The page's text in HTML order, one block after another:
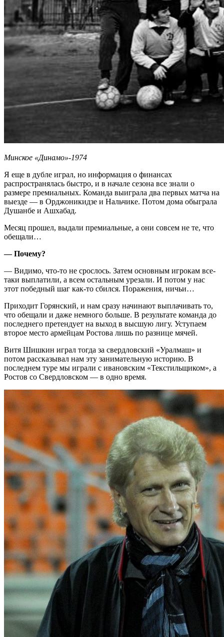
Минское «Динамо»-1974
Я еще в дубле играл, но информация о финансах
распространялась быстро, и в начале сезона все знали о
размере премиальных. Команда выиграла два первых матча на
выезде — в Орджоникидзе и Нальчике. Потом дома обыграла
Душанбе и Ашхабад.
Месяц прошел, выдали премиальные, а они совсем не те, что
обещали…
— Почему?
— Видимо, что-то не срослось. Затем основным игрокам все-
таки выплатили, а всем остальным урезали. И потом у нас
этот победный шаг как-то сбился. Поражения, ничьи…
Приходит Горянский, и нам сразу начинают выплачивать то,
что обещали и даже немного больше. В результате команда до
последнего претендует на выход в высшую лигу. Уступаем
второе место армейцам Ростова лишь по разнице мячей.
Витя Шишкин играл тогда за свердловский «Уралмаш» и
потом рассказывал нам эту занимательную историю. В
последнем туре мы играли с ивановским «Текстильщиком», а
Ростов со Свердловском — в одно время.